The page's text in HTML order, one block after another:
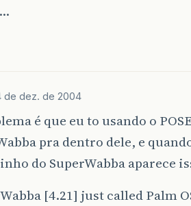
de dez. de 2004
é que eu to usando o
pra dentro dele, e
do SuperWabba aparece
[4.21] just called Palm